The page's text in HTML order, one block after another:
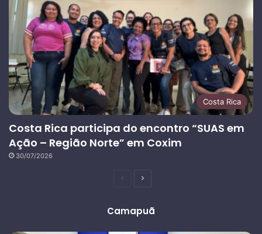
Costa Rica
Costa Rica participa do encontro “SUAS em
Ação – Região Norte” em Coxim
30/07/2026
PáginaPróxima
Camapuã